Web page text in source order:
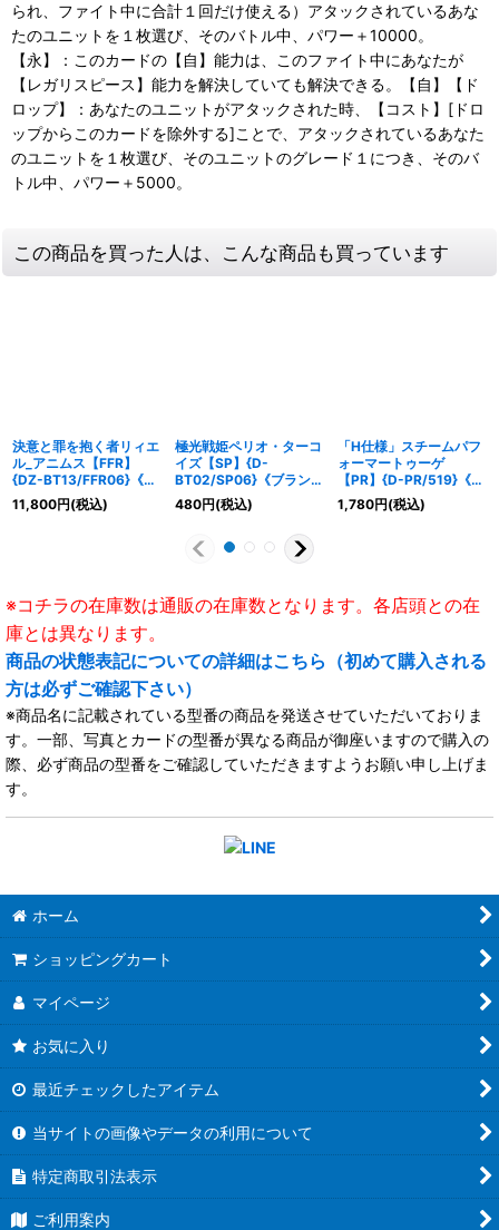
られ、ファイト中に合計１回だけ使える）アタックされているあな
たのユニットを１枚選び、そのバトル中、パワー＋10000。
【永】：このカードの【自】能力は、このファイト中にあなたが
【レガリスピース】能力を解決していても解決できる。【自】【ド
ロップ】：あなたのユニットがアタックされた時、【コスト】[ドロ
ップからこのカードを除外する]ことで、アタックされているあなた
のユニットを１枚選び、そのユニットのグレード１につき、そのバ
トル中、パワー＋5000。
この商品を買った人は、こんな商品も買っています
決意と罪を抱く者リィエ
ル_アニムス【FFR】
{DZ-BT13/FFR06}《ダ
ークステイツ/ケテルサ
ンクチュアリ》
11,800円(税込)
極光戦姫ペリオ・ターコ
イズ【SP】{D-
BT02/SP06}《ブラント
ゲート》
480円(税込)
「H仕様」スチームパフ
ォーマートゥーゲ
【PR】{D-PR/519}《ダ
ークステイツ》
1,780円(税込)
※コチラの在庫数は通販の在庫数となります。各店頭との在
庫とは異なります。
商品の状態表記についての詳細はこちら（初めて購入される
方は必ずご確認下さい）
※商品名に記載されている型番の商品を発送させていただいておりま
す。一部、写真とカードの型番が異なる商品が御座いますので購入の
際、必ず商品の型番をご確認していただきますようお願い申し上げま
す。
ホーム
ショッピングカート
マイページ
お気に入り
最近チェックしたアイテム
当サイトの画像やデータの利用について
特定商取引法表示
ご利用案内